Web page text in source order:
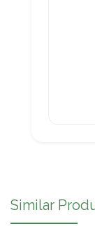
Similar